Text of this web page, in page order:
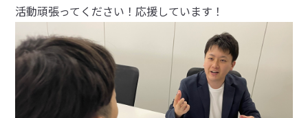
活動頑張ってください！応援しています！